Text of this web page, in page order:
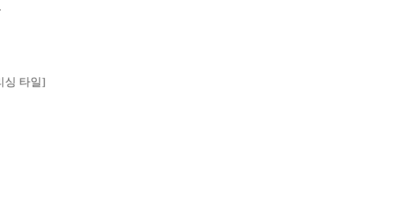
싱 타일]